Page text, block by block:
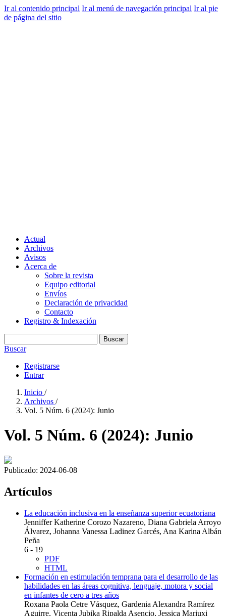
Ir al contenido principal Ir al menú de navegación principal Ir al pie
de página del sitio
Actual
Archivos
Avisos
Acerca de
Sobre la revista
Equipo editorial
Envíos
Declaración de privacidad
Contacto
Registro & Indexación
Buscar
Buscar
Registrarse
Entrar
Inicio /
Archivos /
Vol. 5 Núm. 6 (2024): Junio
Vol. 5 Núm. 6 (2024): Junio
Publicado: 2024-06-08
Artículos
La educación inclusiva en la enseñanza superior ecuatoriana
Jenniffer Katherine Corozo Nazareno, Diana Gabriela Arroyo
Álvarez, Johanna Vanessa Ladinez Garcés, Ana Karina Albán
Peña
6 - 19
PDF
HTML
Formación en estimulación temprana para el desarrollo de las
habilidades en las áreas cognitiva, lenguaje, motora y social
en infantes de cero a tres años
Roxana Paola Cetre Vásquez, Gardenia Alexandra Ramírez
Aguirre, Vicenta Jubika Ripalda Asencio, Jessica Mariuxi